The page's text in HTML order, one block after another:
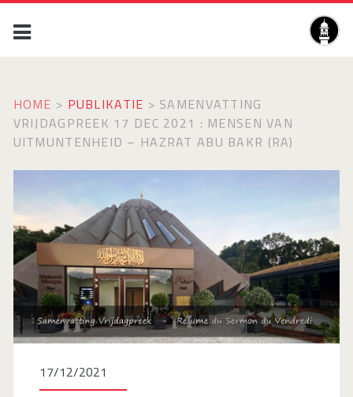
HOME > PUBLIKATIE > SAMENVATTING
VRIJDAGPREEK 17 DEC 2021 : MENSEN VAN
UITMUNTENHEID – HAZRAT ABU BAKR (RA)
17/12/2021